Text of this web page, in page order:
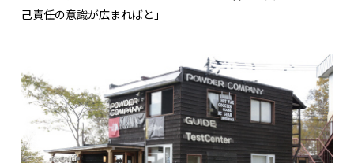
己責任の意識が広まればと」